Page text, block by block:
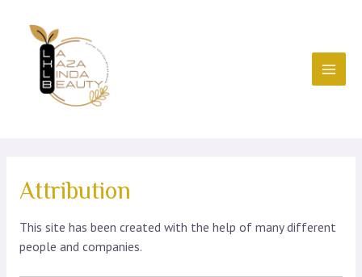
content
Attribution
This site has been created with the help of many different
people and companies.